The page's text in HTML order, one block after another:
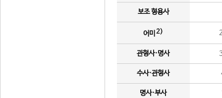
보조 형용사
어미 2)
관형사·명사
수사·관형사
명사·부사